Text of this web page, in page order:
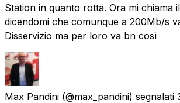
Station in quanto rotta. Ora mi chiama
dicendomi che comunque a 200Mb/s
Disservizio ma per loro va bn così
Max Pandini (@max_pandini) segnalati